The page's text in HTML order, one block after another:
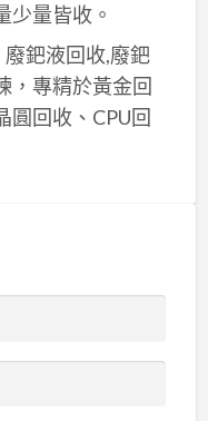
少量皆收。
鈀液回收,廢鈀
，專精於黃金回
圓回收、CPU回